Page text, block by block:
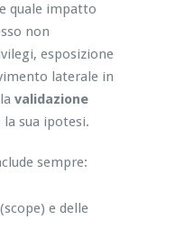
quale impatto
non
esposizione
laterale in
validazione
sua ipotesi.
sempre:
e delle